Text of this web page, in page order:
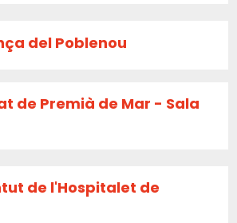
del Poblenou
de Premià de Mar - Sala
de l'Hospitalet de